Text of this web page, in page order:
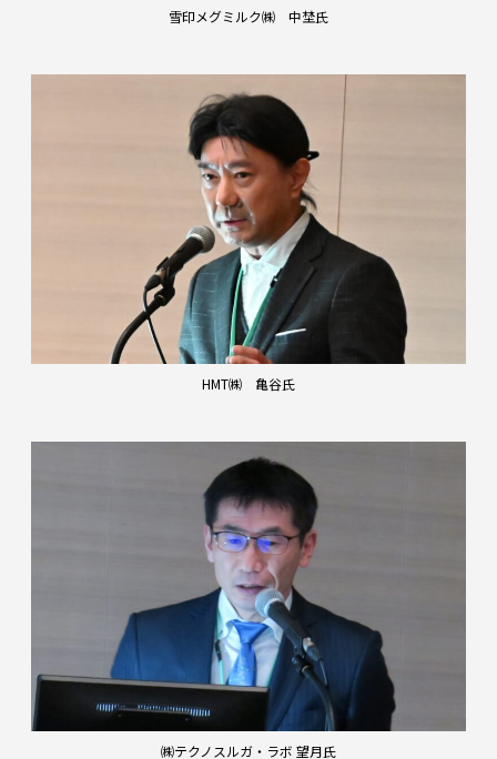
雪印メグミルク㈱ 中埜氏
HMT㈱ 亀谷氏
㈱テクノスルガ・ラボ 望月氏